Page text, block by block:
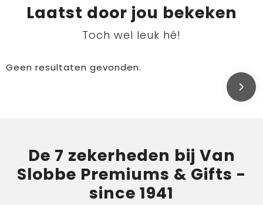
Laatst door jou bekeken
Toch wel leuk hé!
Geen resultaten gevonden.
De 7 zekerheden bij Van
Slobbe Premiums & Gifts -
since 1941